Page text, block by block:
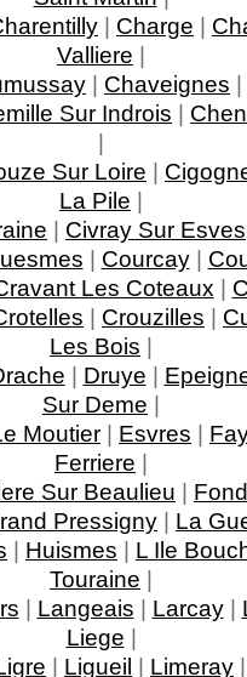
| Charge |
Valliere |
| Chaveignes |
Sur Indrois |
|
Sur Loire |
La Pile |
| Civray Sur Esves
| Courcay|
Les Coteaux |
| Crouzilles |
Les Bois |
| Druye |
Sur Deme |
Moutier | Esvres |
Ferriere |
Sur Beaulieu |
Pressigny | La
| Huismes | L Ile
Touraine |
| Langeais | Larcay|
Liege |
| Ligueil | Limeray